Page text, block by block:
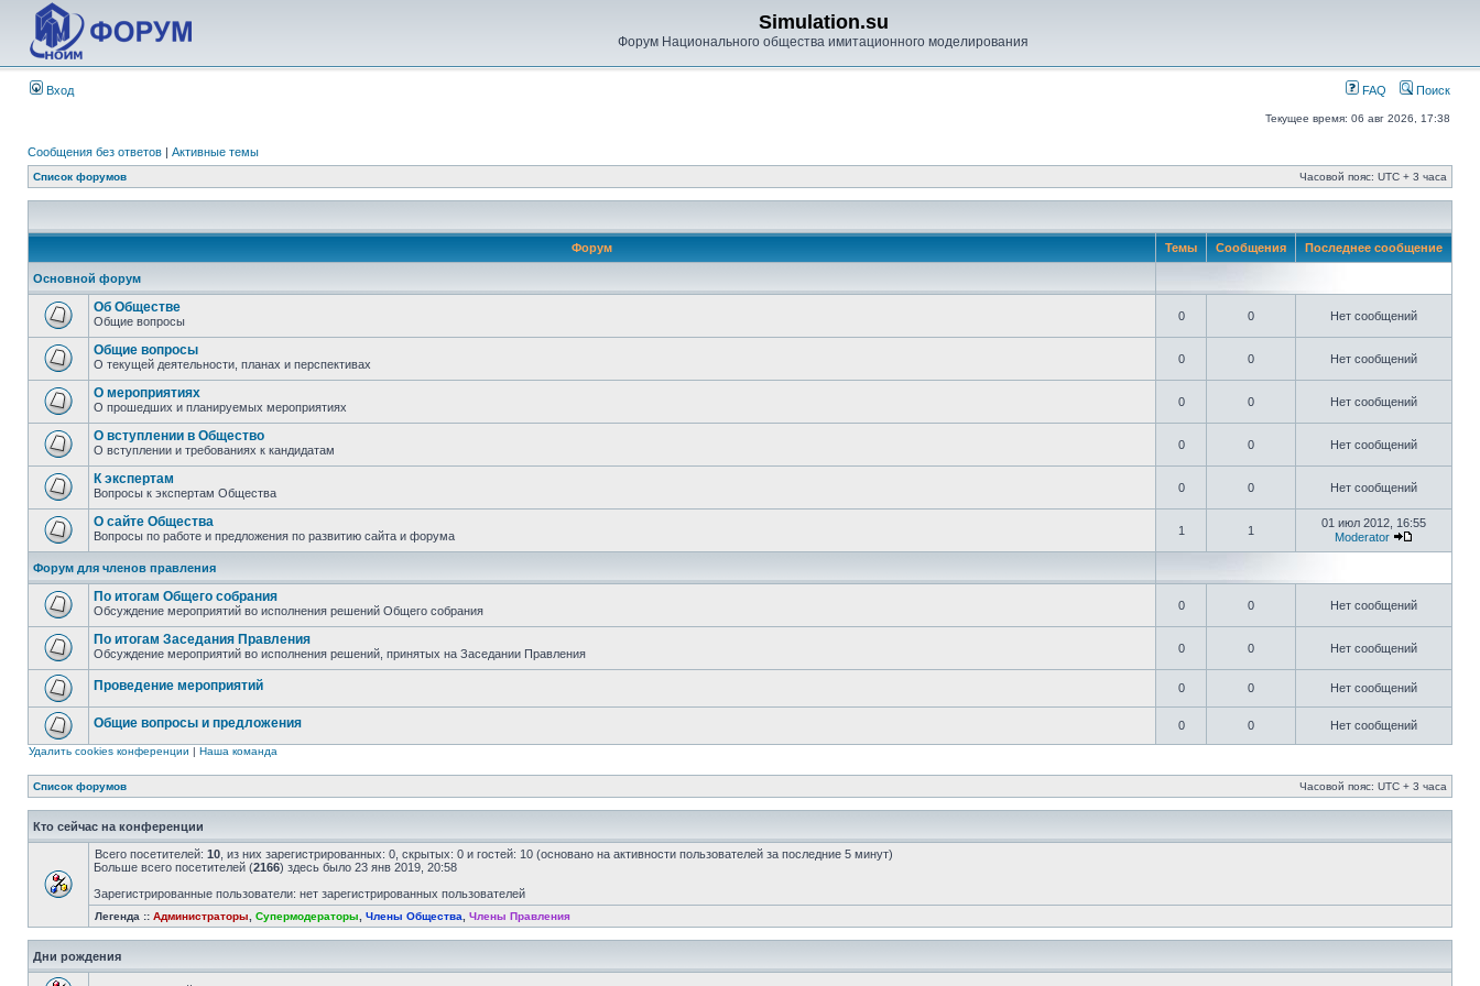
Simulation.su
Форум Национального общества имитационного моделирования
Вход FAQ Поиск
Текущее время: 06 авг 2026, 17:38
Сообщения без ответов | Активные темы
Список форумов Часовой пояс: UTC + 3 часа
Форум Темы Сообщения Последнее сообщение
Основной форум
Об Обществе
Общие вопросы 0 0 Нет сообщений
Общие вопросы
О текущей деятельности, планах и перспективах 0 0 Нет сообщений
О мероприятиях
О прошедших и планируемых мероприятиях 0 0 Нет сообщений
О вступлении в Общество
О вступлении и требованиях к кандидатам 0 0 Нет сообщений
К экспертам
Вопросы к экспертам Общества 0 0 Нет сообщений
О сайте Общества
Вопросы по работе и предложения по развитию сайта и форума 1 1
01 июл 2012, 16:55
Moderator
Форум для членов правления
По итогам Общего собрания
Обсуждение мероприятий во исполнения решений Общего собрания 0 0 Нет сообщений
По итогам Заседания Правления
Обсуждение мероприятий во исполнения решений, принятых на Заседании Правления 0 0 Нет сообщений
Проведение мероприятий 0 0 Нет сообщений
Общие вопросы и предложения 0 0 Нет сообщений
Удалить cookies конференции | Наша команда
Список форумов Часовой пояс: UTC + 3 часа
Кто сейчас на конференции
Всего посетителей: 10 , из них зарегистрированных: 0, скрытых: 0 и гостей: 10 (основано на активности пользователей за последние 5 минут)
Больше всего посетителей (2166) здесь было 23 янв 2019, 20:58
Зарегистрированные пользователи: нет зарегистрированных пользователей
Легенда :: Администраторы Супермодераторы Члены Общества Члены Правления
Дни рождения